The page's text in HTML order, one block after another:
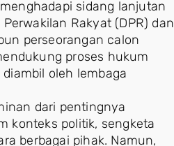
sidang lanjutan
Rakyat (DPR) dan
perseorangan calon
proses hukum
oleh lembaga
dari pentingnya
konteks politik, sengketa
berbagai pihak. Namun,